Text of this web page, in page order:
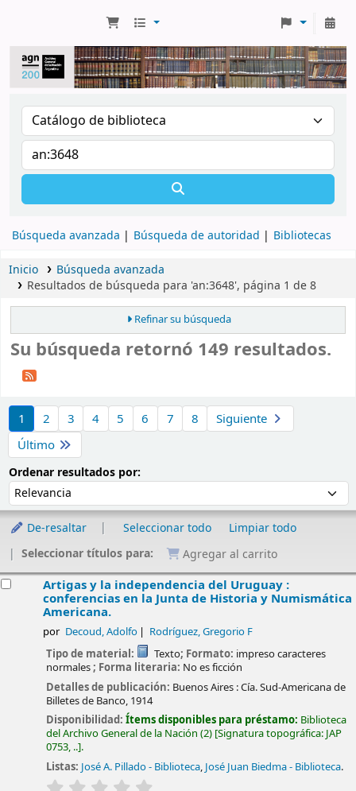
Búsqueda avanzada Búsqueda de autoridad Bibliotecas
Inicio
Búsqueda avanzada
Resultados de búsqueda para 'an:3648', página 1 de 8
Refinar su búsqueda
Su búsqueda retornó 149 resultados.
1
2 3 4 5 6 7 8
Siguiente
Último
Ordenar resultados por:
De-resaltar Seleccionar todo
Limpiar todo
Seleccionar títulos para:
Agregar al carrito
Artigas y la independencia del Uruguay :
conferencias en la Junta de Historia y Numismática
Americana.
por Decoud, Adolfo Rodríguez, Gregorio F
Tipo de material: Texto; Formato: impreso caracteres
normales; Forma literaria: No es ficción
Detalles de publicación: Buenos Aires :Cía. Sud-Americana de
Billetes de Banco, 1914
Disponibilidad:Ítems disponibles para préstamo: Biblioteca
del Archivo General de la Nación (2) Signatura topográfica: JAP
0753, .. .
Listas: José A. Pillado - Biblioteca, José Juan Biedma - Biblioteca.
valoración